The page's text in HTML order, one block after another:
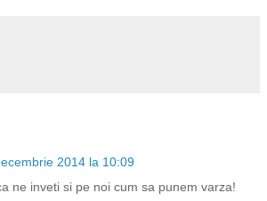
2014 la 10:09
ne inveti si pe noi cum sa punem varza!